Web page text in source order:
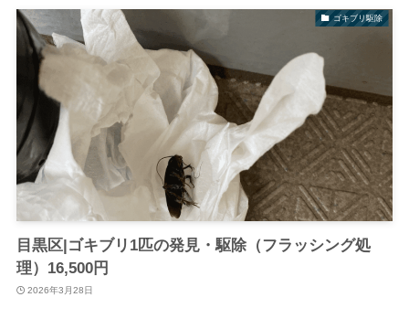
ゴキブリ駆除
目黒区|ゴキブリ1匹の発見・駆除（フラッシング処
理）16,500円
2026年3月28日